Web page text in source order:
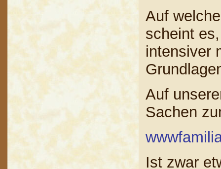
Auf
scheint
intensiver
Auf
Sachen
Ist zwar